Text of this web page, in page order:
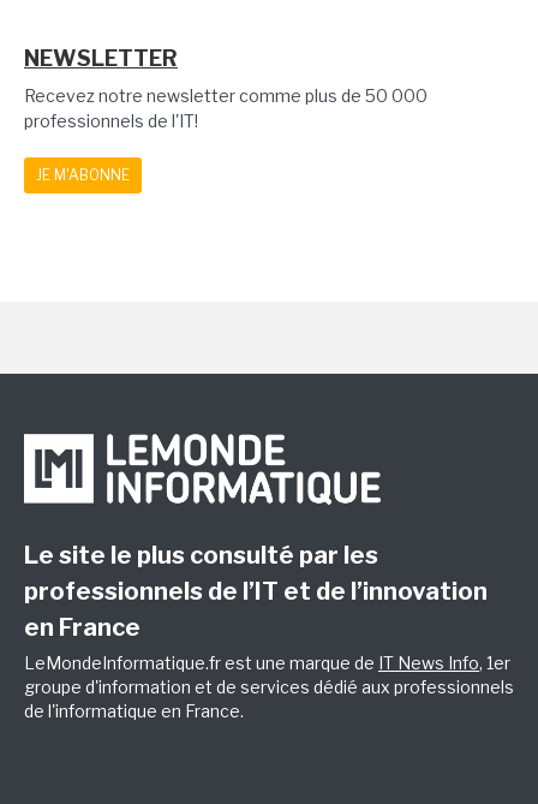
NEWSLETTER
Recevez notre newsletter comme plus de 50 000
professionnels de l'IT!
JE M'ABONNE
Le site le plus consulté par les
professionnels de l’IT et de l’innovation
en France
LeMondeInformatique.fr est une marque de IT News Info, 1er
groupe d'information et de services dédié aux professionnels
de l'informatique en France.